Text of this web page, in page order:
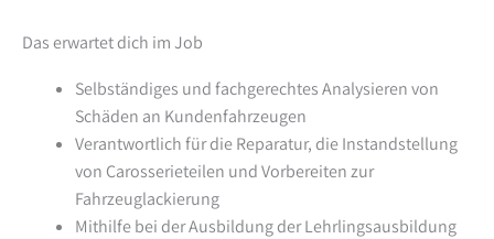
Das erwartet dich im Job
Selbständiges und fachgerechtes Analysieren von
Schäden an Kundenfahrzeugen
Verantwortlich für die Reparatur, die Instandstellung
von Carosserieteilen und Vorbereiten zur
Fahrzeuglackierung
Mithilfe bei der Ausbildung der Lehrlingsausbildung